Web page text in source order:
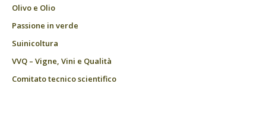
Olivo e Olio
Passione in verde
Suinicoltura
VVQ – Vigne, Vini e Qualità
Comitato tecnico scientifico